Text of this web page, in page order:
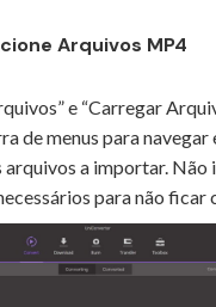
Arquivos MP4
e “Carregar
de menus para
arquivos a importar. Não
para não ficar